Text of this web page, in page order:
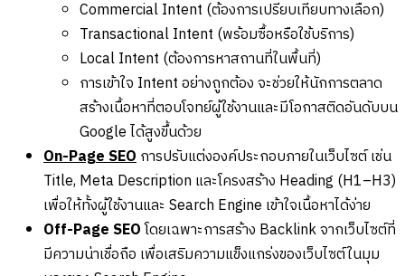
Commercial Intent (ต้องการเปรียบเทียบทางเลือก)
Transactional Intent (พร้อมซื้อหรือใช้บริการ)
Local Intent (ต้องการหาสถานที่ในพื้นที่)
การเข้าใจ Intent อย่างถูกต้อง จะช่วยให้นักการตลาด
สร้างเนื้อหาที่ตอบโจทย์ผู้ใช้งานและมีโอกาสติดอันดับบน
Google ได้สูงขึ้นด้วย
On-Page SEOการปรับแต่งองค์ประกอบภายในเว็บไซต์ เช่น
Title, Meta Description และโครงสร้าง Heading (H1–H3)
เพื่อให้ทั้งผู้ใช้งานและ Search Engine เข้าใจเนื้อหาได้ง่าย
Off-Page SEOโดยเฉพาะการสร้าง Backlink จากเว็บไซต์ที่
มีความน่าเชื่อถือ เพื่อเสริมความแข็งแกร่งของเว็บไซต์ในมุม